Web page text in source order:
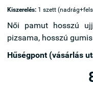
Kiszerelés: 1 szett
Női pamut hosszú
pizsama, hosszú
Hűségpont (vásárlás